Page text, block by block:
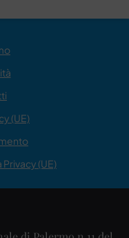
(UE)
Privacy (UE)